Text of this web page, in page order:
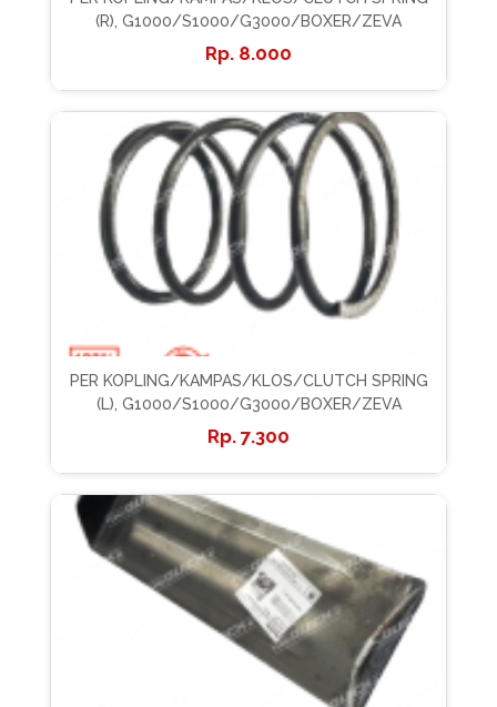
(R), G1000/S1000/G3000/BOXER/ZEVA
8.000
PER KOPLING/KAMPAS/KLOS/CLUTCH SPRING
(L), G1000/S1000/G3000/BOXER/ZEVA
7.300